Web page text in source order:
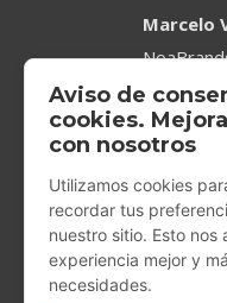
Marcelo
líder
moda.
Aviso de
cookies.
con nosotros
Utilizamos cookies
recordar tus
nuestro sitio. Esto
experiencia mejor y
necesidades.